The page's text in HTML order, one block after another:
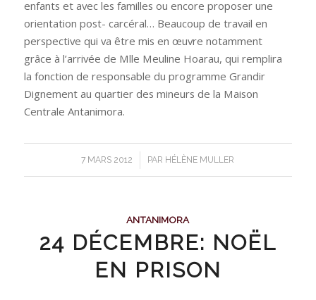
enfants et avec les familles ou encore proposer une
orientation post- carcéral… Beaucoup de travail en
perspective qui va être mis en œuvre notamment
grâce à l’arrivée de Mlle Meuline Hoarau, qui remplira
la fonction de responsable du programme Grandir
Dignement au quartier des mineurs de la Maison
Centrale Antanimora.
7 MARS 2012
/ PAR HÉLÈNE MULLER
ANTANIMORA
24 DÉCEMBRE: NOËL
EN PRISON